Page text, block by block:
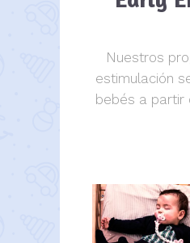
Nuestros
estimulación
bebés a partir